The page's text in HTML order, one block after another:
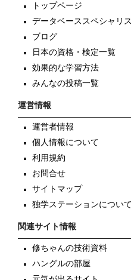
トップページ
データベーススペシャリ
ブログ
日本の資格・検定一覧
効果的な学習方法
みんなの投稿一覧
運営情報
運営者情報
個人情報について
利用規約
お問合せ
サイトマップ
独学ステーションについて
関連サイト情報
修ちゃんの技術資料
ハングルの部屋